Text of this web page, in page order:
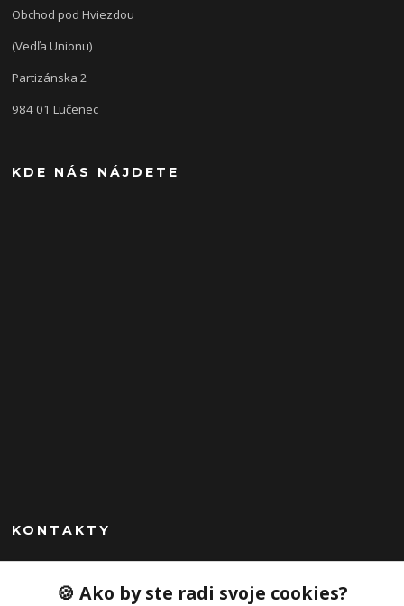
Obchod pod Hviezdou
(Vedľa Unionu)
Partizánska 2
984 01 Lučenec
KDE NÁS NÁJDETE
KONTAKTY
Peknekabelky.sk
🍪 Ako by ste radi svoje cookies?